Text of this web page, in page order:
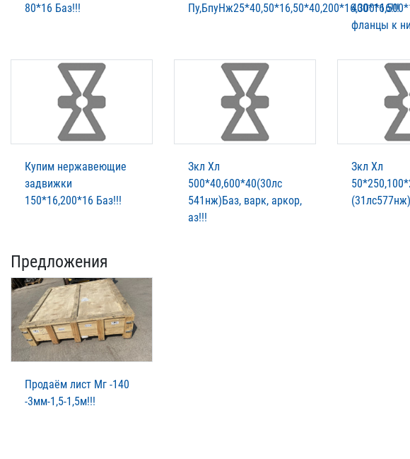
80*16 Баз!!!
Пу,БпуНж25*40,50*16,50*40,200*16,300*16!!!
фланцы к
Купим нержавеющие
задвижки
150*16,200*16 Баз!!!
Зкл Хл
500*40,600*40(30лс
541нж)Баз, варк, аркор,
аз!!!
Зкл Хл
Предложения
Продаём лист Мг -140
-3мм-1,5-1,5м!!!